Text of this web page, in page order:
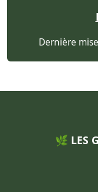
Dernière
🌿 LES